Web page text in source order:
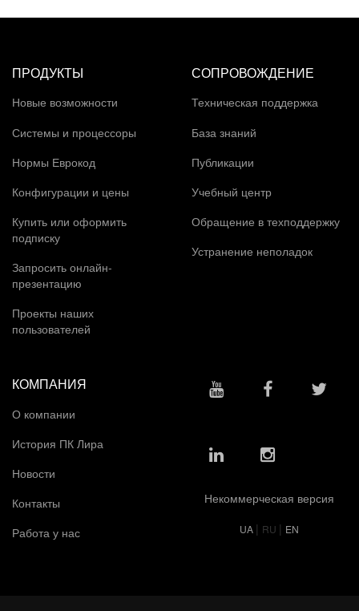
ПРОДУКТЫ
Новые возможности
Системы и процессоры
Нормы Еврокод
Конфигурации и цены
Купить или оформить
подписку
Запросить онлайн-
презентацию
Проекты наших
пользователей
СОПРОВОЖДЕНИЕ
Техническая поддержка
База знаний
Публикации
Учебный центр
Обращение в техподдержку
Устранение неполадок
КОМПАНИЯ
О компании
История ПК Лира
Новости
Контакты
Работа у нас
Некоммерческая версия
UA | RU | EN